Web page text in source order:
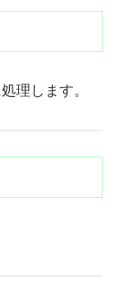
理します。